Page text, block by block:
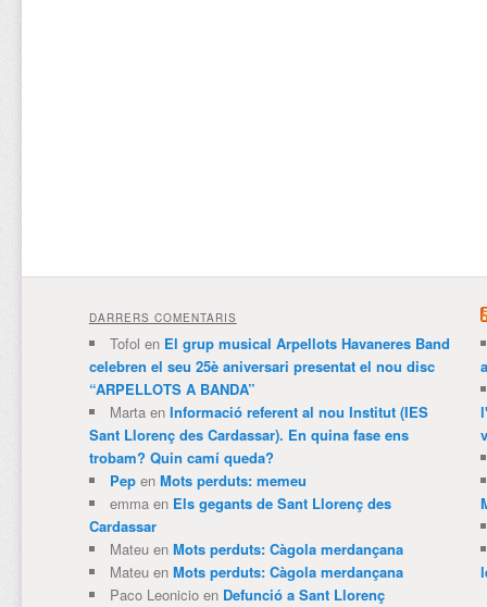
DARRERS COMENTARIS
Tofol en El grup musical Arpellots Havaneres Band
celebren el seu 25è aniversari presentat el nou disc
“ARPELLOTS A BANDA”
Martaen Informació referent al nou Institut (IES
Sant Llorenç des Cardassar). En quina fase ens
trobam? Quin camí queda?
Pepen Mots perduts: memeu
emmaen Els gegants de Sant Llorenç des
Cardassar
Mateuen Mots perduts: Càgola merdançana
Mateuen Mots perduts: Càgola merdançana
Paco Leonicioen Defunció a Sant Llorenç